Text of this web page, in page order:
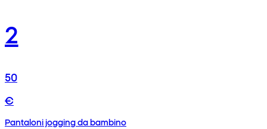
2
50
€
Pantaloni jogging da bambino